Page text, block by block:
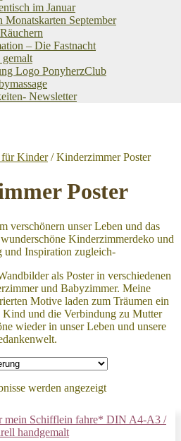
im Januar
Monatskarten September
– Die Fastnacht
Logo PonyherzClub
Newsletter
für Kinder/Kinderzimmer Poster
Poster
verschönern unser Leben und das
Kinderzimmerdeko und
und Inspiration zugleich-
als Poster in verschiedenen
und Babyzimmer. Meine
Motive laden zum Träumen ein
Kind und die Verbindung zu Mutter
wieder in unser Leben und unsere
werden angezeigt